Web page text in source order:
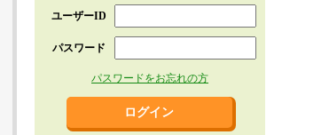
ユーザーID
パスワード
パスワードをお忘れの方